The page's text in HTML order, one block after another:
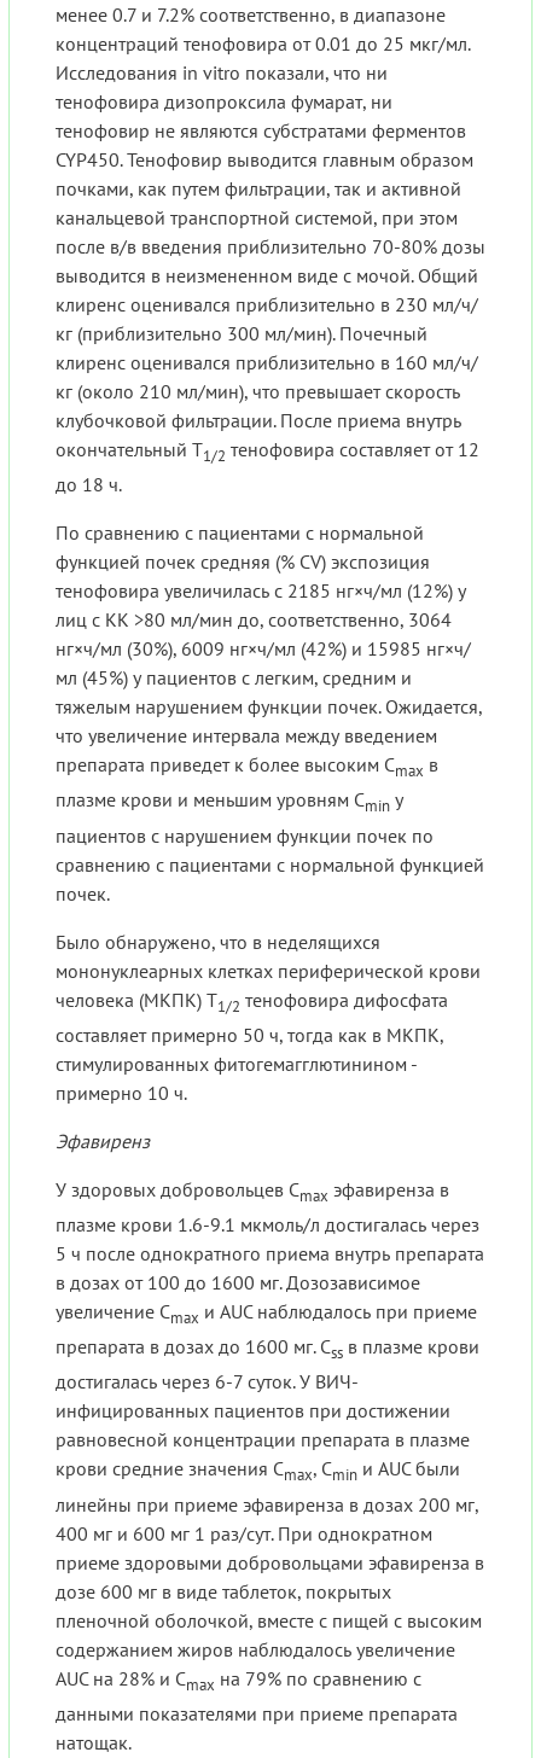
менее 0.7 и 7.2% соответственно, в диапазоне
концентраций тенофовира от 0.01 до 25 мкг/мл.
Исследования in vitro показали, что ни
тенофовира дизопроксила фумарат, ни
тенофовир не являются субстратами ферментов
CYP450. Тенофовир выводится главным образом
почками, как путем фильтрации, так и активной
канальцевой транспортной системой, при этом
после в/в введения приблизительно 70-80% дозы
выводится в неизмененном виде с мочой. Общий
клиренс оценивался приблизительно в 230 мл/ч/
кг (приблизительно 300 мл/мин). Почечный
клиренс оценивался приблизительно в 160 мл/ч/
кг (около 210 мл/мин), что превышает скорость
клубочковой фильтрации. После приема внутрь
окончательный Т1/2 тенофовира составляет от 12
до 18 ч.
По сравнению с пациентами с нормальной
функцией почек средняя (% CV) экспозиция
тенофовира увеличилась с 2185 нг×ч/мл (12%) у
лиц с КК >80 мл/мин до, соответственно, 3064
нг×ч/мл (30%), 6009 нг×ч/мл (42%) и 15985 нг×ч/
мл (45%) у пациентов с легким, средним и
тяжелым нарушением функции почек. Ожидается,
что увеличение интервала между введением
препарата приведет к более высоким Cmax в
плазме крови и меньшим уровням Cmin у
пациентов с нарушением функции почек по
сравнению с пациентами с нормальной функцией
почек.
Было обнаружено, что в неделящихся
мононуклеарных клетках периферической крови
человека (МКПК) Т1/2 тенофовира дифосфата
составляет примерно 50 ч, тогда как в МКПК,
стимулированных фитогемагглютинином -
примерно 10 ч.
Эфавиренз
У здоровых добровольцев Cmax эфавиренза в
плазме крови 1.6-9.1 мкмоль/л достигалась через
5 ч после однократного приема внутрь препарата
в дозах от 100 до 1600 мг. Дозозависимое
увеличение Cmax и AUC наблюдалось при приеме
препарата в дозах до 1600 мг. Css в плазме крови
достигалась через 6-7 суток. У ВИЧ-
инфицированных пациентов при достижении
равновесной концентрации препарата в плазме
крови средние значения Cmax, Cmin и AUC были
линейны при приеме эфавиренза в дозах 200 мг,
400 мг и 600 мг 1 раз/сут. При однократном
приеме здоровыми добровольцами эфавиренза в
дозе 600 мг в виде таблеток, покрытых
пленочной оболочкой, вместе с пищей с высоким
содержанием жиров наблюдалось увеличение
AUC на 28% и Cmax на 79% по сравнению с
данными показателями при приеме препарата
натощак.